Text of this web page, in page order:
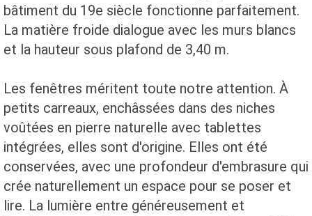
bâtiment du 19e siècle fonctionne parfaitement.
La matière froide dialogue avec les murs blancs
et la hauteur sous plafond de 3,40 m.
Les fenêtres méritent toute notre attention. À
petits carreaux, enchâssées dans des niches
voûtées en pierre naturelle avec tablettes
intégrées, elles sont d'origine. Elles ont été
conservées, avec une profondeur d'embrasure qui
crée naturellement un espace pour se poser et
lire. La lumière entre généreusement et